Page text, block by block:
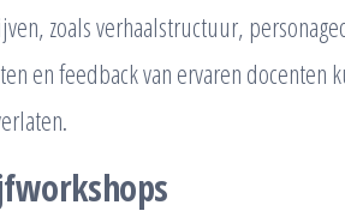
zoals verhaalstructuur,
en feedback van ervaren